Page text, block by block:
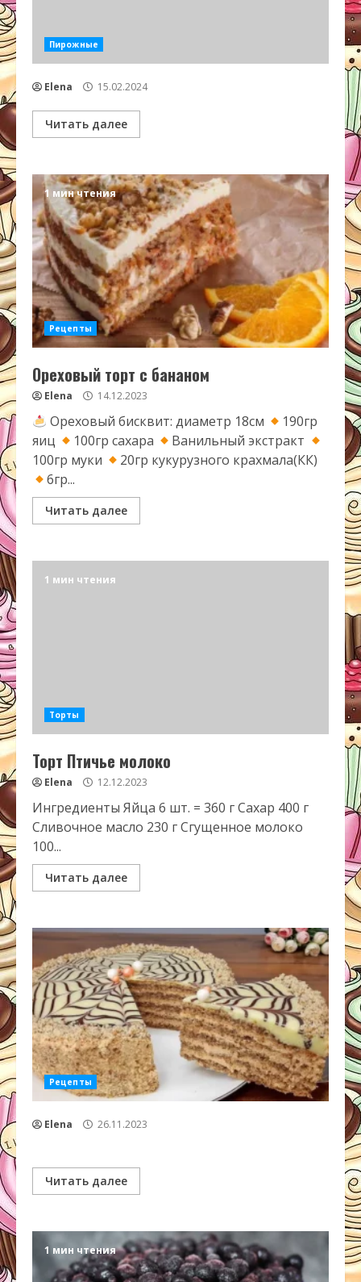
Пирожные
Elena 15.02.2024
Читать далее
1 мин чтения
Рецепты
Ореховый торт с бананом
Elena 14.12.2023
Ореховый бисквит: диаметр 18см
190гр
яиц
100гр сахара
Ванильный экстракт
100гр муки
20гр кукурузного крахмала(КК)
6гр...
Читать далее
1 мин чтения
Торты
Торт Птичье молоко
Elena 12.12.2023
Ингредиенты Яйца 6 шт. = 360 г Сахар 400 г
Сливочное масло 230 г Сгущенное молоко
100...
Читать далее
Рецепты
Elena 26.11.2023
Читать далее
1 мин чтения